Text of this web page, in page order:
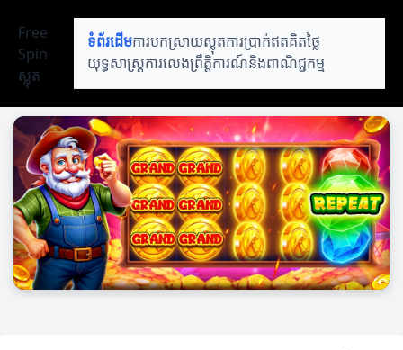
Free
Spin
ស្លុត
ទំព័រដើមការបកស្រាយស្លុតការប្រាក់ឥតគិតថ្លៃ
យុទ្ធសាស្ត្រការលេងព្រឹត្តិការណ៍និងពាណិជ្ជកម្ម